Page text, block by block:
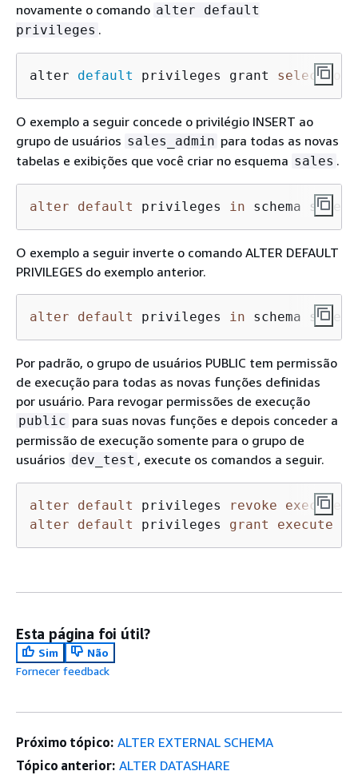
novamente o comando alter default
privileges .
alter default privileges grant select
O exemplo a seguir concede o privilégio INSERT ao
grupo de usuários sales_admin para todas as novas
tabelas e exibições que você criar no esquema sales .
alter default privileges in schema sales
O exemplo a seguir inverte o comando ALTER DEFAULT
PRIVILEGES do exemplo anterior.
alter default privileges in schema sales
Por padrão, o grupo de usuários PUBLIC tem permissão
de execução para todas as novas funções definidas
por usuário. Para revogar permissões de execução
public para suas novas funções e depois conceder a
permissão de execução somente para o grupo de
usuários dev_test , execute os comandos a seguir.
alter default privileges revoke execute
alter
default privileges grant execute
Esta página foi útil?
Sim
Não
Fornecer feedback
Próximo tópico: ALTER EXTERNAL SCHEMA
Tópico anterior: ALTER DATASHARE